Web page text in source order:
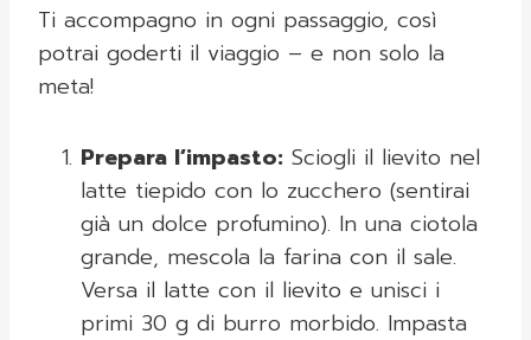
Ti accompagno in ogni passaggio, così
potrai goderti il viaggio – e non solo la
meta!
Prepara l’impasto: Sciogli il lievito nel
latte tiepido con lo zucchero (sentirai
già un dolce profumino). In una ciotola
grande, mescola la farina con il sale.
Versa il latte con il lievito e unisci i
primi 30 g di burro morbido. Impasta